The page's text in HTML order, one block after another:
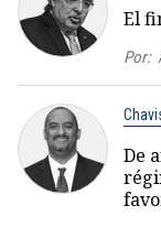
El
Por:
De